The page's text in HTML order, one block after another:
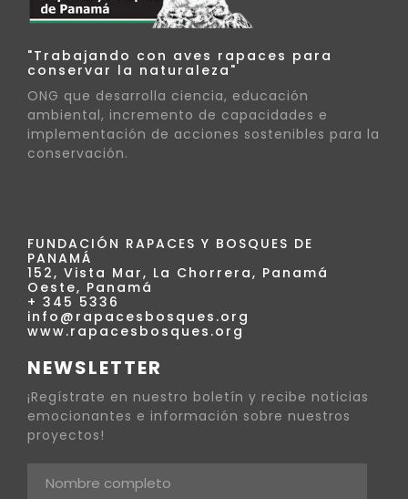
"Trabajando con aves rapaces para
conservar la naturaleza"
ONG que desarrolla ciencia, educación
ambiental, incremento de capacidades e
implementación de acciones sostenibles para la
conservación.
FUNDACIÓN RAPACES Y BOSQUES DE
PANAMÁ
152, Vista Mar, La Chorrera, Panamá
Oeste, Panamá
+ 345 5336
info@rapacesbosques.org
www.rapacesbosques.org
NEWSLETTER
¡Regístrate en nuestro boletín y recibe noticias
emocionantes e información sobre nuestros
proyectos!